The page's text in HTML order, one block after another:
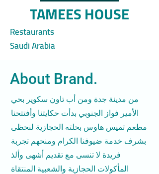
TAMEES HOUSE
Restaurants
Saudi Arabia
About Brand.
من مدينة جدة ومن أب تاون سكوير بحي
الأمير فواز الجنوبي بدأت حكايتنا وأفتتحنا
مطعم تميس هاوس بحلته الحجازية لنحظى
بشرف خدمة ضيوفنا الكرام ومنحهم تجربة
فريدة لا تنسى مع تقديم أشهى وألذ
المأكولات الحجازية والشعبية المنتقاة